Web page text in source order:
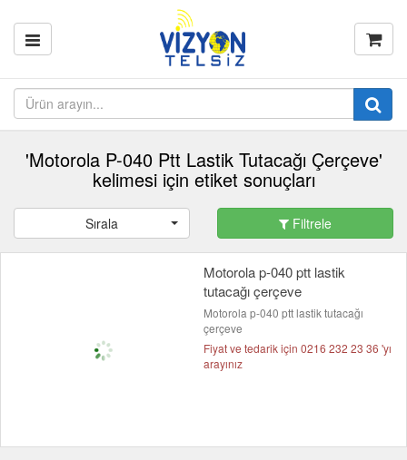
'Motorola P-040 Ptt Lastik Tutacağı Çerçeve'
kelimesi için etiket sonuçları
Sırala Filtrele
Motorola p-040 ptt lastik
tutacağı çerçeve
Motorola p-040 ptt lastik tutacağı
çerçeve
Fiyat ve tedarik için 0216 232 23 36 'yı
arayınız